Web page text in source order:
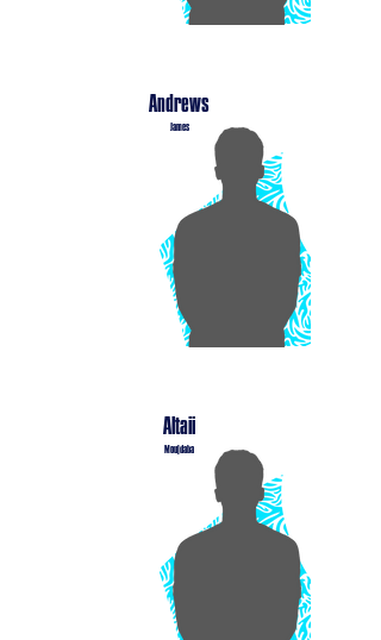
Andrews
James
Altaii
Moujdaba